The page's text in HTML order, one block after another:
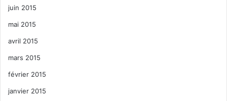
juin 2015
mai 2015
avril 2015
mars 2015
février 2015
janvier 2015